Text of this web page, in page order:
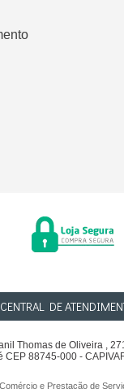
CENTRAL DE
Thomas de Oliveira ,
CEP 88745-000 -
e Prestação de